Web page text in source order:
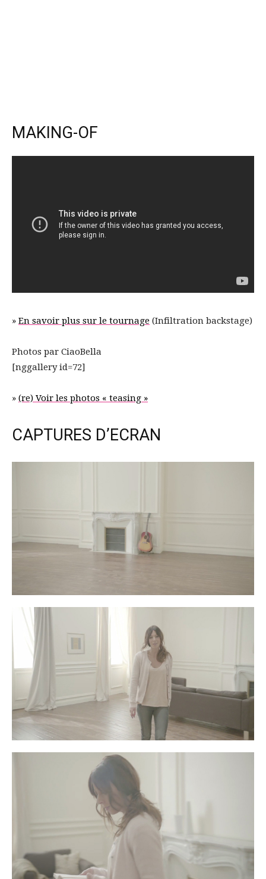
MAKING-OF
» En savoir plus sur le tournage (Infiltration backstage)
Photos par CiaoBella
[nggallery id=72]
» (re) Voir les photos « teasing »
CAPTURES D’ECRAN